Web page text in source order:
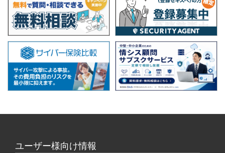
ユーザー様向け情報